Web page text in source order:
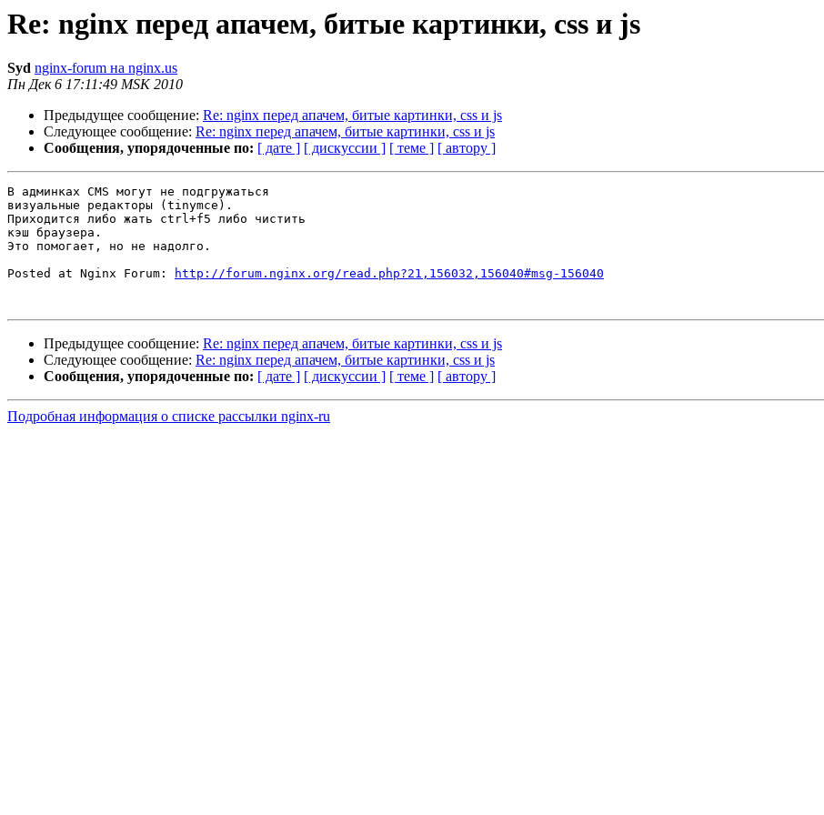
Re: nginx перед апачем, битые картинки, сss и js
Syd nginx-forum на nginx.us
Пн Дек 6 17:11:49 MSK 2010
Предыдущее сообщение: Re: nginx перед апачем, битые картинки, сss и js
Следующее сообщение: Re: nginx перед апачем, битые картинки, сss и js
Сообщения, упорядоченные по: [ дате ] [ дискуссии ] [ теме ] [ автору ]
В админках CMS могут не подгружаться
визуальные редакторы (tinymce).
Приходится либо жать ctrl+f5 либо чистить
кэш браузера.
Это помогает, но не надолго.
Posted at Nginx Forum:
http://forum.nginx.org/read.php?21,156032,156040#msg-156040
Предыдущее сообщение: Re: nginx перед апачем, битые картинки, сss и js
Следующее сообщение: Re: nginx перед апачем, битые картинки, сss и js
Сообщения, упорядоченные по: [ дате ] [ дискуссии ] [ теме ] [ автору ]
Подробная информация о списке рассылки nginx-ru